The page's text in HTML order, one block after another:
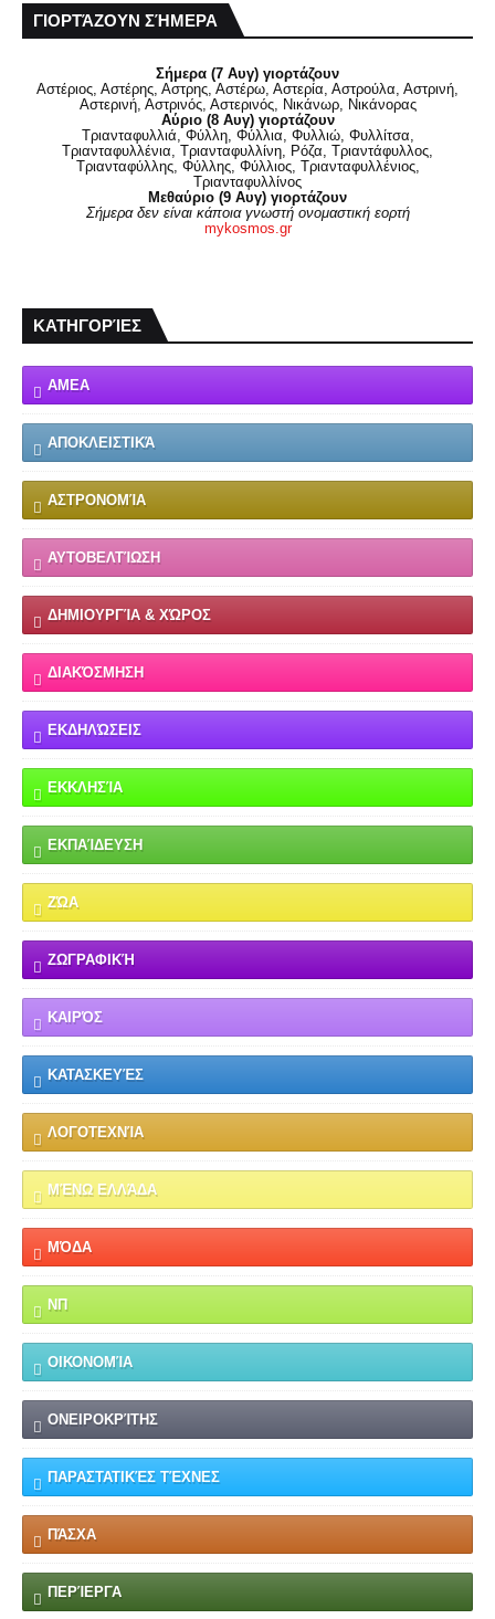
ΓΙΟΡΤΆΖΟΥΝ ΣΉΜΕΡΑ
Σήμερα (7 Αυγ) γιορτάζουν
Αστέριος, Αστέρης, Αστρης, Αστέρω, Αστερία, Αστρούλα, Αστρινή,
Αστερινή, Αστρινός, Αστερινός, Νικάνωρ, Νικάνορας
Αύριο (8 Αυγ) γιορτάζουν
Τριανταφυλλιά, Φύλλη, Φύλλια, Φυλλιώ, Φυλλίτσα,
Τριανταφυλλένια, Τριανταφυλλίνη, Ρόζα, Τριαντάφυλλος,
Τριανταφύλλης, Φύλλης, Φύλλιος, Τριανταφυλλένιος,
Τριανταφυλλίνος
Μεθαύριο (9 Αυγ) γιορτάζουν
Σήμερα δεν είναι κάποια γνωστή ονομαστική εορτή
mykosmos.gr
ΚΑΤΗΓΟΡΊΕΣ
ΑΜΕΑ
ΑΠΟΚΛΕΙΣΤΙΚΆ
ΑΣΤΡΟΝΟΜΊΑ
ΑΥΤΟΒΕΛΤΊΩΣΗ
ΔΗΜΙΟΥΡΓΊΑ & ΧΏΡΟΣ
ΔΙΑΚΌΣΜΗΣΗ
ΕΚΔΗΛΏΣΕΙΣ
ΕΚΚΛΗΣΊΑ
ΕΚΠΑΊΔΕΥΣΗ
ΖΏΑ
ΖΩΓΡΑΦΙΚΉ
ΚΑΙΡΌΣ
ΚΑΤΑΣΚΕΥΈΣ
ΛΟΓΟΤΕΧΝΊΑ
ΜΈΝΩ ΕΛΛΆΔΑ
ΜΌΔΑ
ΝΠ
ΟΙΚΟΝΟΜΊΑ
ΟΝΕΙΡΟΚΡΊΤΗΣ
ΠΑΡΑΣΤΑΤΙΚΈΣ ΤΈΧΝΕΣ
ΠΆΣΧΑ
ΠΕΡΊΕΡΓΑ